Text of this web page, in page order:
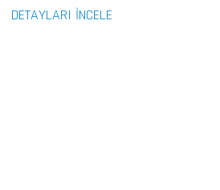
DETAYLARI İNCELE